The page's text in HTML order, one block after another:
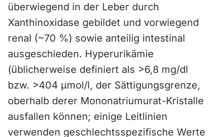
überwiegend in der Leber durch
Xanthinoxidase gebildet und vorwiegend
renal (~70 %) sowie anteilig intestinal
ausgeschieden. Hyperurikämie
(üblicherweise definiert als >6,8 mg/dl
bzw. >404 µmol/l, der Sättigungsgrenze,
oberhalb derer Mononatriumurat-Kristalle
ausfallen können; einige Leitlinien
verwenden geschlechtsspezifische Werte